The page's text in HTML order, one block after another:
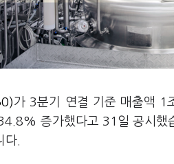
가 3분기 연결 기준 매출액
증가했다고 31일 공시했
다.